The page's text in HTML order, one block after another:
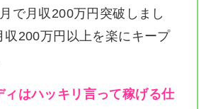
で月収200万円突破しまし
収200万円以上を楽にキープ
ィはハッキリ言って稼げる仕